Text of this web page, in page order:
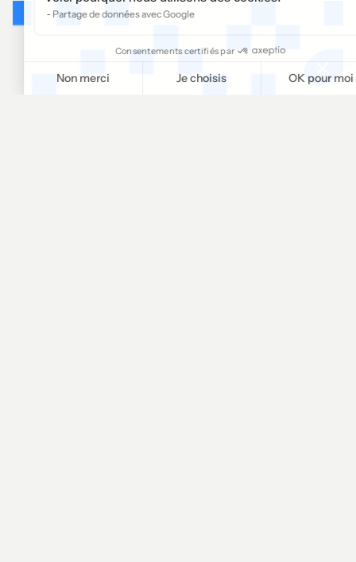
Partage de données avec Google
Consentements certifiés par
Non merci Je choisis OK pour moi